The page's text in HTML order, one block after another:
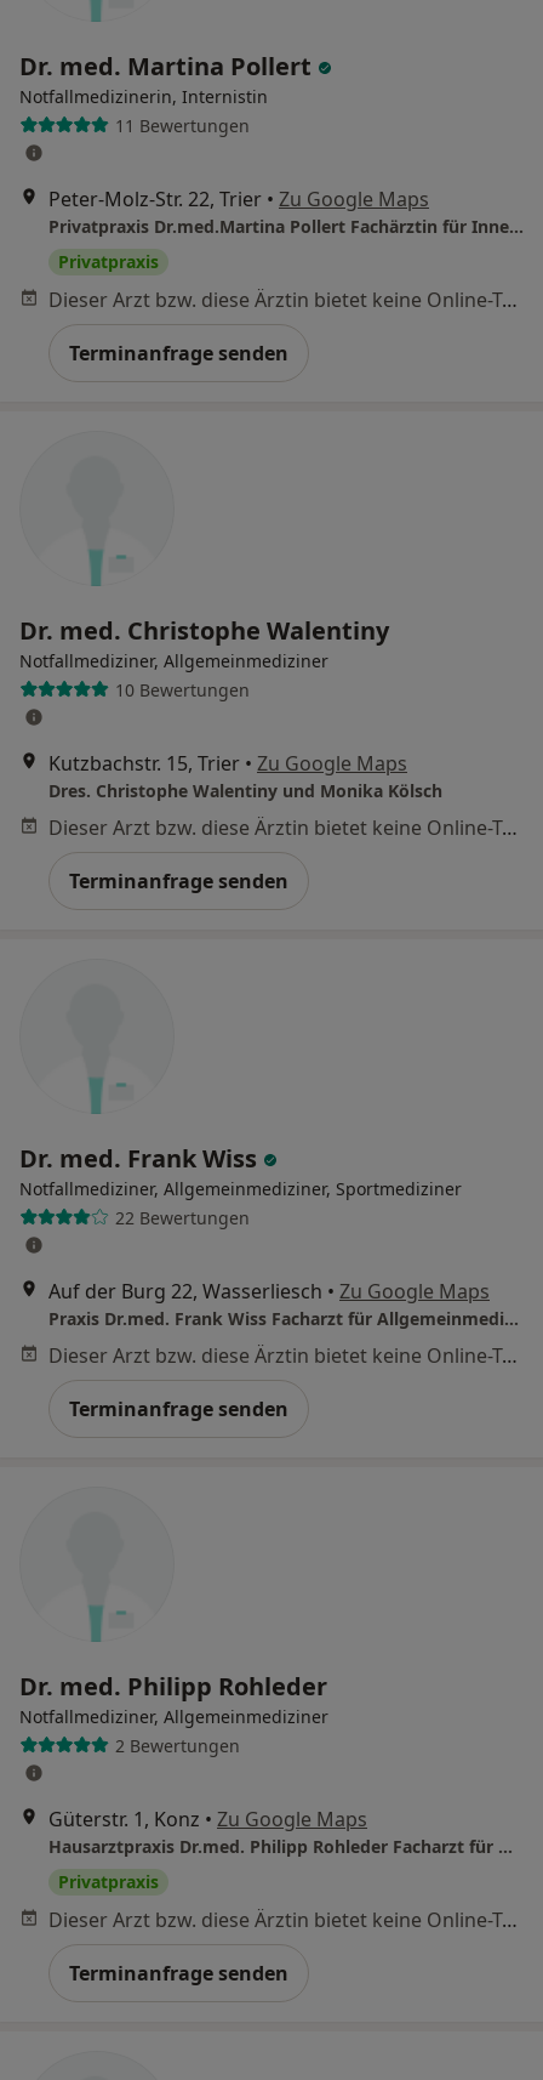
Dr. med. Martina Pollert
Notfallmedizinerin, Internistin
11 Bewertungen
Peter-Molz-Str. 22, Trier • Zu Google Maps
Privatpraxis Dr.med.Martina Pollert Fachärztin für Innere Medizin
Privatpraxis
Dieser Arzt bzw. diese Ärztin bietet keine Online-Terminbuchung an diesem Standort an.
Terminanfrage senden
Dr. med. Christophe Walentiny
Notfallmediziner, Allgemeinmediziner
10 Bewertungen
Kutzbachstr. 15, Trier • Zu Google Maps
Dres. Christophe Walentiny und Monika Kölsch
Dieser Arzt bzw. diese Ärztin bietet keine Online-Terminbuchung an diesem Standort an.
Terminanfrage senden
Dr. med. Frank Wiss
Notfallmediziner, Allgemeinmediziner, Sportmediziner
22 Bewertungen
Auf der Burg 22, Wasserliesch • Zu Google Maps
Praxis Dr.med. Frank Wiss Facharzt für Allgemeinmedizin
Dieser Arzt bzw. diese Ärztin bietet keine Online-Terminbuchung an diesem Standort an.
Terminanfrage senden
Dr. med. Philipp Rohleder
Notfallmediziner, Allgemeinmediziner
2 Bewertungen
Güterstr. 1, Konz • Zu Google Maps
Hausarztpraxis Dr.med. Philipp Rohleder Facharzt für Allgemeinmedizin
Privatpraxis
Dieser Arzt bzw. diese Ärztin bietet keine Online-Terminbuchung an diesem Standort an.
Terminanfrage senden